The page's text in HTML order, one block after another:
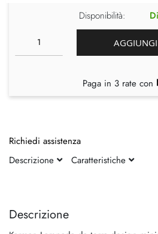
fine
della
Descrizione
Disponibilità:
Paga in 3 rate con
Richiedi assistenza
Descrizione
Caratteristiche